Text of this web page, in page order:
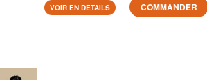
VOIR EN DETAILS COMMANDER